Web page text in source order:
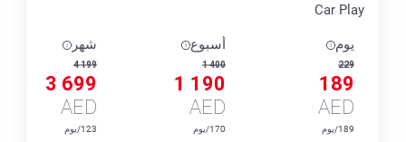
Car Play
يوم
229
189
AED
189/يوم
أسبوع
1 400
1 190
AED
170/يوم
شهر
4 199
3 699
AED
123/يوم